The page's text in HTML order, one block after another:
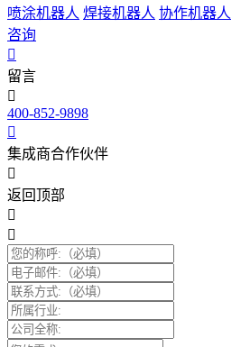
喷涂机器人 焊接机器人 协作机器人
咨询
留言
400-852-9898
集成商合作伙伴
返回顶部